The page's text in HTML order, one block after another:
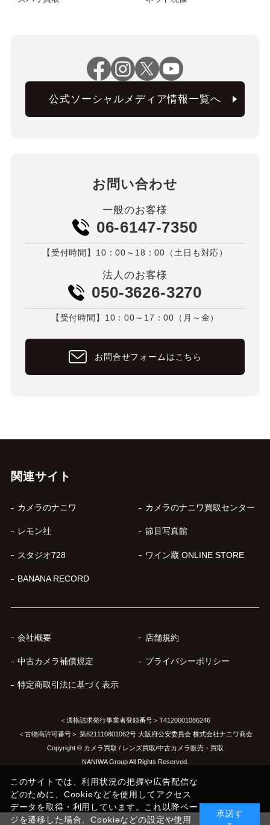
公式ソーシャルメディア情報一覧へ
お問い合わせ
一般のお客様
06-6147-7350
【受付時間】10：00～18：00（土日も対応）
法人のお客様
050-3626-3270
【受付時間】10：00～17：00（月～金）
お問合せフォームはこちら
関連サイト
カメラのナニワ カメラのナニワ買取センター
レモン社 節目写真館
スタジオ728 ワイン蔵 ONLINE STORE
BANANA RECORD
会社概要 店舗規約
中古カメラ補償規定 プライバシーポリシー
特定商取引法に基づく表示
＜適格請求発行事業者登録番号＞T4120001086246
＜古物商許可番号＞ 第621110801062号 大阪府公安委員会 株式会社ナニワ商会
Copyright © カメラ買取 / レンズ買取/中古カメラ販売・買取
NANIWA Group All Rights Reserved.
このサイトでは、利用状況の把握や広告配信な
どのために、Cookieなどを使用してアクセス
データを取得・利用しています。これ以降ペー
ジを遷移した場合、Cookieなどの設定や使用
承諾す